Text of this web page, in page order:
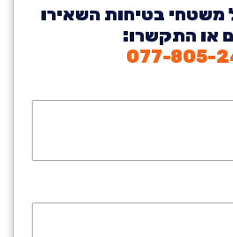
משטחי בטיחות השאירו
או התקשרו:
077-805-